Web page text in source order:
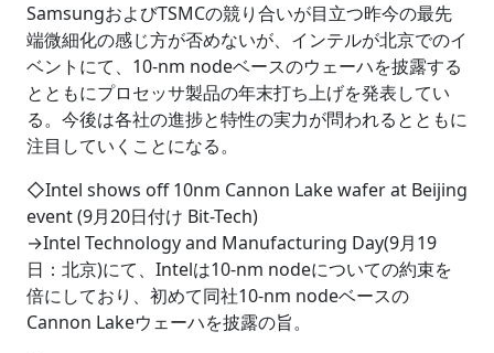
SamsungおよびTSMCの競り合いが目立つ昨今の最先
端微細化の感じ方が否めないが、インテルが北京でのイ
ベントにて、10-nm nodeベースのウェーハを披露する
とともにプロセッサ製品の年末打ち上げを発表してい
る。今後は各社の進捗と特性の実力が問われるとともに
注目していくことになる。
◇Intel shows off 10nm Cannon Lake wafer at Beijing
event (9月20日付け Bit-Tech)
→Intel Technology and Manufacturing Day(9月19
日：北京)にて、Intelは10-nm nodeについての約束を
倍にしており、初めて同社10-nm nodeベースの
Cannon Lakeウェーハを披露の旨。